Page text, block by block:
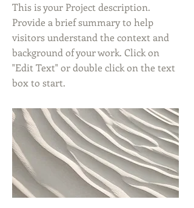
This is your Project description.
Provide a brief summary to help
visitors understand the context and
background of your work. Click on
"Edit Text" or double click on the text
box to start.